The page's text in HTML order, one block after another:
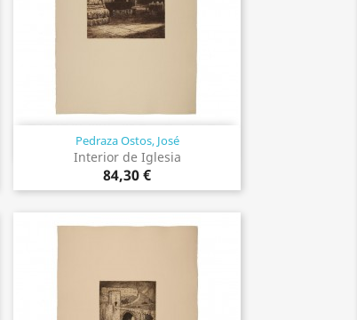
Pedraza Ostos, José
Interior de Iglesia
84,30 €
Vista rápida